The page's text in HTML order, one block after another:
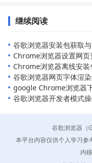
继续阅读
谷歌浏览器安装包获取
Chrome浏览器设置网
Chrome浏览器离线安
谷歌浏览器网页字体渲
google Chrome浏览器
谷歌浏览器开发者模式
谷歌浏览器（
本平台内容仅供个人学习
内